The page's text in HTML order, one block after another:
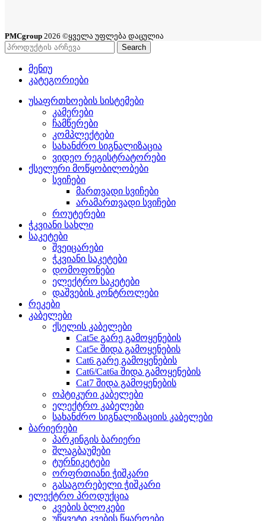
PMCgroup 2026 ©ყველა უფლება დაცულია
Search
მენიუ
კატეგორიები
უსაფრთხოების სისტემები
კამერები
ჩამწერები
კომპლექტები
სახანძრო სიგნალიზაცია
ვიდეო რეგისტრატორები
ქსელური მოწყობილობები
სვიჩები
მართვადი სვიჩები
არამართვადი სვიჩები
როუტერები
ჭკვიანი სახლი
საკეტები
შვეიცარები
ჭკვიანი საკეტები
დომოფონები
ელექტრო საკეტები
დაშვების კონტროლები
რეკები
კაბელები
ქსელის კაბელები
Cat5e გარე გამოყენების
Cat5e შიდა გამოყენების
Cat6 გარე გამოყენების
Cat6/Cat6a შიდა გამოყენების
Cat7 შიდა გამოყენების
ოპტიკური კაბელები
ელექტრო კაბელები
სახანძრო სიგნალიზაციის კაბელები
ბარიერები
პარკინგის ბარიერი
შლაგბაუმები
ტურნიკეტები
ორფრთიანი ჭიშკარი
გასაგორებელი ჭიშკარი
ელექტრო პროდუქცია
კვების ბლოკები
უწყვეტი კვების წყაროები